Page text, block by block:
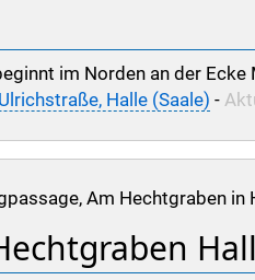
im Norden an der Ecke
Halle (Saale) -
Am Hechtgraben in